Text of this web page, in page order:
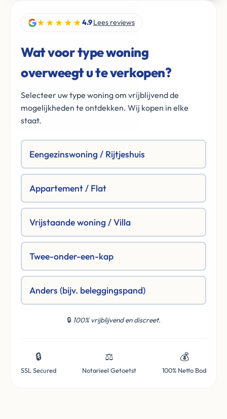
★★★★★4.9Lees reviews
Wat voor type woning
overweegt u te verkopen?
Selecteer uw type woning om vrijblijvend de
mogelijkheden te ontdekken. Wij kopen in elke
staat.
Eengezinswoning / Rijtjeshuis
Appartement / Flat
Vrijstaande woning / Villa
Twee-onder-een-kap
Anders (bijv. beleggingspand)
🔒 100% vrijblijvend en discreet.
🔒
SSL Secured
⚖️
Notarieel Getoetst
💰
100% Netto Bod